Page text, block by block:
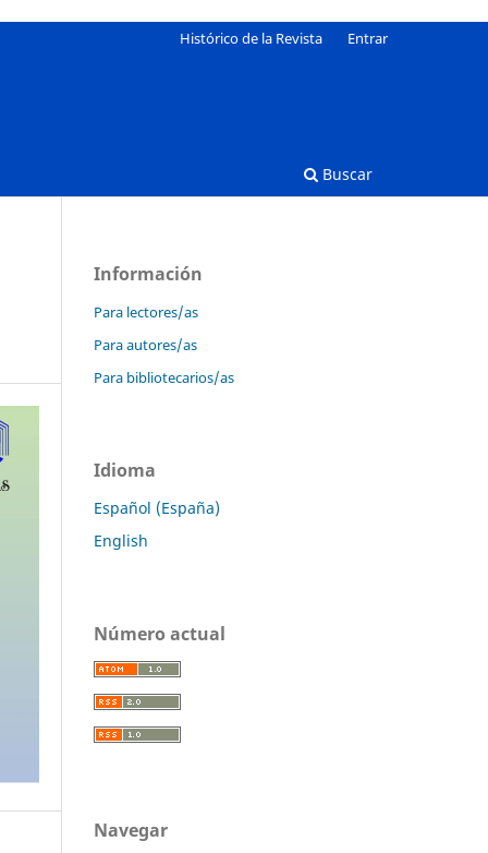
Buscar
Histórico de la Revista Entrar
Información
Para lectores/as
Para autores/as
Para bibliotecarios/as
Idioma
Español (España)
English
Número actual
Navegar